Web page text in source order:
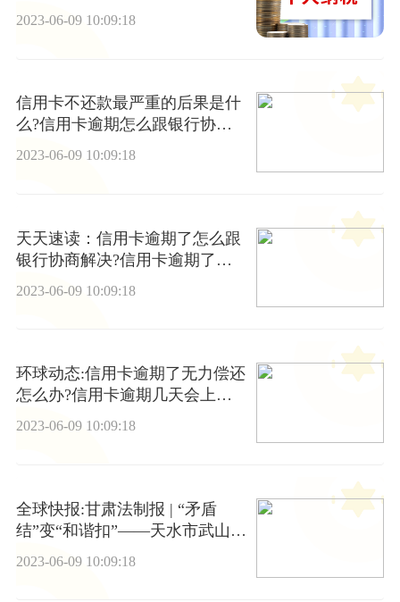
意什么？
2023-06-09 10:09:18
信用卡不还款最严重的后果是什
么?信用卡逾期怎么跟银行协商
和解? 环球聚看点
2023-06-09 10:09:18
天天速读：信用卡逾期了怎么跟
银行协商解决?信用卡逾期了无
2023-06-09 10:09:18
环球动态:信用卡逾期了无力偿还
怎么办?信用卡逾期几天会上征
信?
2023-06-09 10:09:18
全球快报:甘肃法制报 | “矛盾
结”变“和谐扣”——天水市武山县
2023-06-09 10:09:18